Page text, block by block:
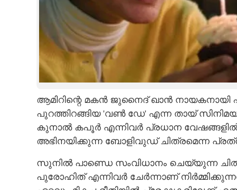
ആമിറിന്റെ മകൻ ജുനൈദ് ഖാൻ നായകനായി
പുറത്തിറങ്ങിയ 'വൺ ഡേ' എന്ന തായ്
കുനാൽ കപൂർ എന്നിവർ പ്രധാന
അഭിനയിക്കുന്ന ബോളിവുഡ് ചിത്രമെന്ന
സുനിൽ പാണ്ഡെ സംവിധാനം ചെയ്യുന്ന
പുരോഹിത് എന്നിവർ ചേർന്നാണ്
61-ാം പിറന്നാൾ
വിശ്രമമില്ലാതെ
ആഘോഷങ്ങൾ
വേണ്ടി,